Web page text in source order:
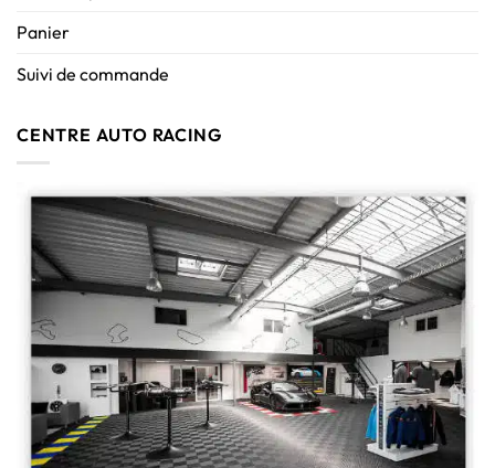
Panier
Suivi de commande
CENTRE AUTO RACING